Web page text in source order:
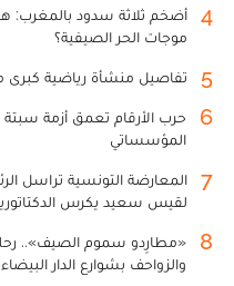
4
أضخم ثلاثة سدود
موجات الحر الصيفية؟
5 تفاصيل منشأة رياضية كبرى
6
حرب الأرقام تعمق أزمة
المؤسساتي
7
المعارضة التونسية تراسل
لقيس سعيد يكرس
8
«مطارِدو سموم الصيف»..
والزواحف بشوارع الدار البيضاء